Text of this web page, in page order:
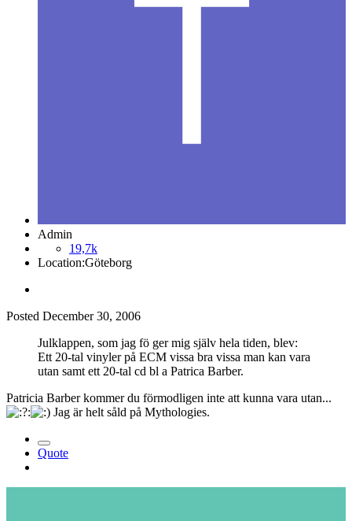
Admin
19,7k
Location:Göteborg
Posted December 30, 2006
Julklappen, som jag fö ger mig själv hela tiden, blev:
Ett 20-tal vinyler på ECM vissa bra vissa man kan vara
utan samt ett 20-tal cd bl a Patrica Barber.
Patricia Barber kommer du förmodligen inte att kunna vara utan...
Jag är helt såld på Mythologies.
Quote